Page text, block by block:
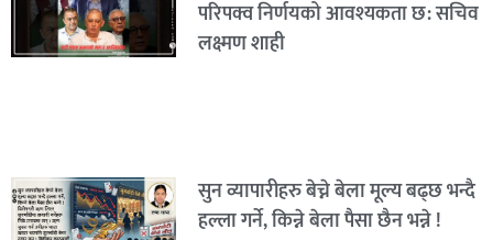
परिपक्व निर्णयको आवश्यकता छ: सचिव
लक्ष्मण शाही
सुन व्यापारीहरु बेच्ने बेला मूल्य बढ्छ भन्दै
हल्ला गर्ने, किन्ने बेला पैसा छैन भन्ने !